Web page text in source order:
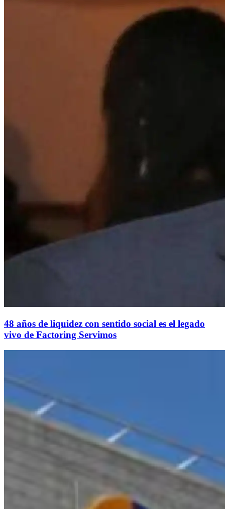
48 años de liquidez con sentido social es el legado
vivo de Factoring Servimos